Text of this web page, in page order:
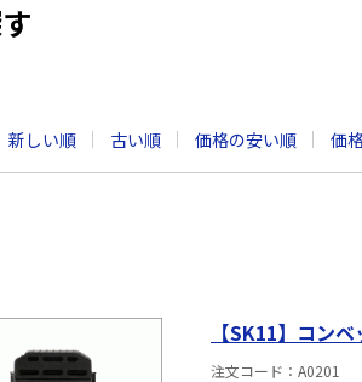
新しい順 古い順 価格の安い順 価
【SK11】コン
注文コード
A0201